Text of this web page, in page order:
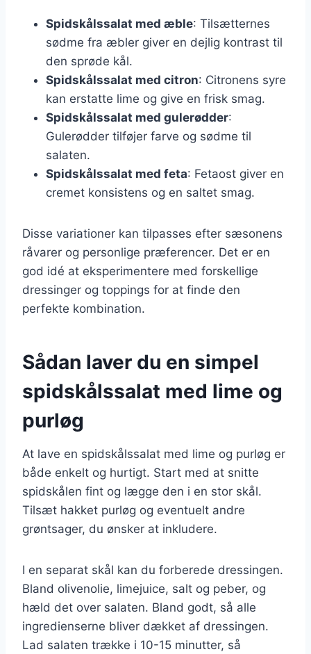
Spidskålssalat med æble: Tilsætternes
sødme fra æbler giver en dejlig kontrast til
den sprøde kål.
Spidskålssalat med citron: Citronens syre
kan erstatte lime og give en frisk smag.
Spidskålssalat med gulerødder:
Gulerødder tilføjer farve og sødme til
salaten.
Spidskålssalat med feta: Fetaost giver en
cremet konsistens og en saltet smag.
Disse variationer kan tilpasses efter sæsonens
råvarer og personlige præferencer. Det er en
god idé at eksperimentere med forskellige
dressinger og toppings for at finde den
perfekte kombination.
Sådan laver du en simpel
spidskålssalat med lime og
purløg
At lave en spidskålssalat med lime og purløg er
både enkelt og hurtigt. Start med at snitte
spidskålen fint og lægge den i en stor skål.
Tilsæt hakket purløg og eventuelt andre
grøntsager, du ønsker at inkludere.
I en separat skål kan du forberede dressingen.
Bland olivenolie, limejuice, salt og peber, og
hæld det over salaten. Bland godt, så alle
ingredienserne bliver dækket af dressingen.
Lad salaten trække i 10-15 minutter, så